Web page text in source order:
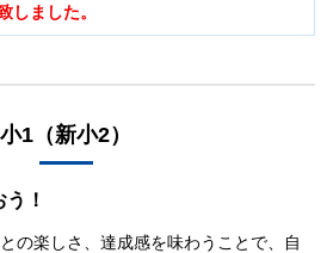
しました。
小1（新小2）
！
の楽しさ、達成感を味わうことで、自